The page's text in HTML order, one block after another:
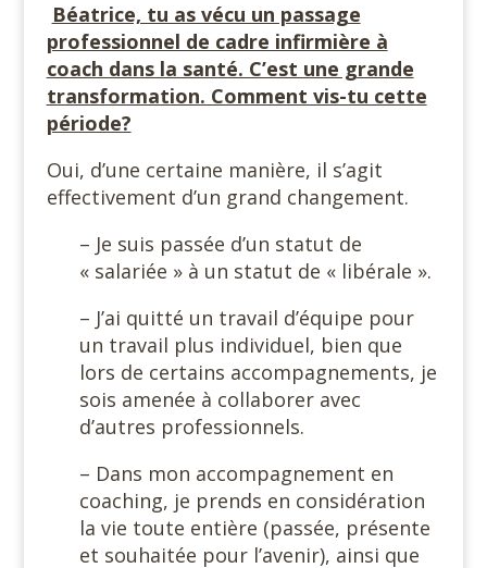
Béatrice, tu as vécu un passage
professionnel de cadre infirmière à
coach dans la santé. C’est une grande
transformation. Comment vis-tu cette
période?
Oui, d’une certaine manière, il s’agit
effectivement d’un grand changement.
– Je suis passée d’un statut de
« salariée » à un statut de « libérale ».
– J’ai quitté un travail d’équipe pour
un travail plus individuel, bien que
lors de certains accompagnements, je
sois amenée à collaborer avec
d’autres professionnels.
– Dans mon accompagnement en
coaching, je prends en considération
la vie toute entière (passée, présente
et souhaitée pour l’avenir), ainsi que